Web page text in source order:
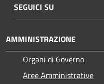
SEGUICI SU
AMMINISTRAZIONE
Organi di Governo
Aree Amministrative